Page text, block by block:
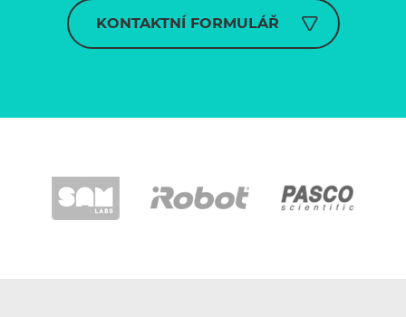
KONTAKTNÍ FORMULÁŘ